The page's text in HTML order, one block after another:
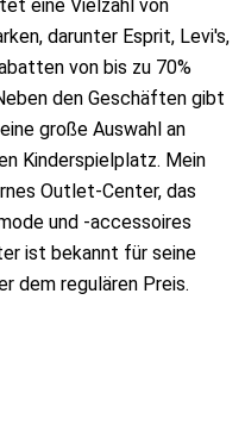
eine Vielzahl von
darunter Esprit, Levi's,
von bis zu 70%
den Geschäften gibt
große Auswahl an
Kinderspielplatz. Mein
Outlet-Center, das
und -accessoires
ist bekannt für seine
dem regulären Preis.